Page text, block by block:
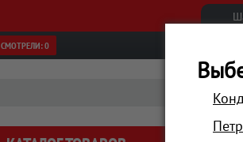
СМОТРЕЛИ:0